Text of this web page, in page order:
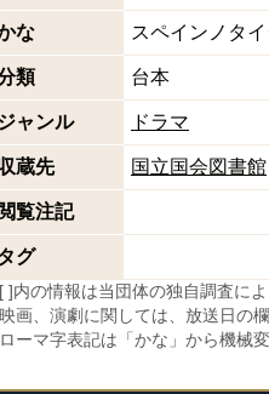
な スペインノタ
類 台本
ャンル ドラマ
蔵先 国立国会図書館
閲覧注記
グ
]内の情報は当団体の独自調査に
画、演劇に関しては、放送日の
ーマ字表記は「かな」から機械